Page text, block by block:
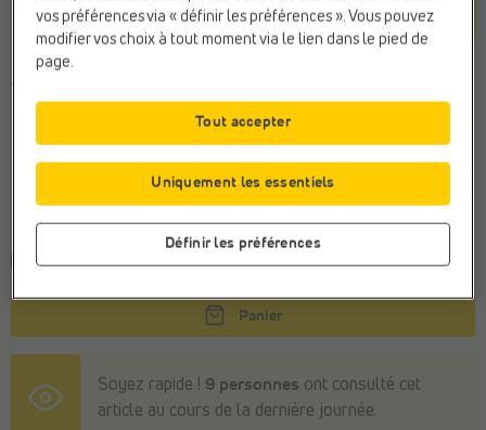
Blanc
Taille
39
Commandez votre taille habituelle
Commandé avant 22h, livraison le mardi
Panier
Soyez rapide ! 9 personnes ont consulté cet
article au cours de la dernière journée.
vos préférences via « définir les préférences ». Vous pouvez
modifier vos choix à tout moment via le lien dans le pied de
page.
Définir les préférences
Uniquement les essentiels
Tout accepter